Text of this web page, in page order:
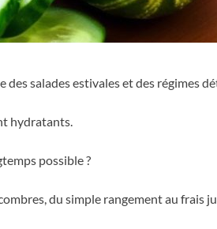
salades estivales et des régimes
hydratants.
possible ?
du simple rangement au frais